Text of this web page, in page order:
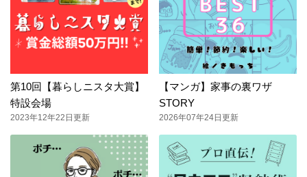
第10回【暮らしニスタ大賞】
特設会場
2023年12年22日更新
【マンガ】家事の裏ワザ
STORY
2026年07年24日更新